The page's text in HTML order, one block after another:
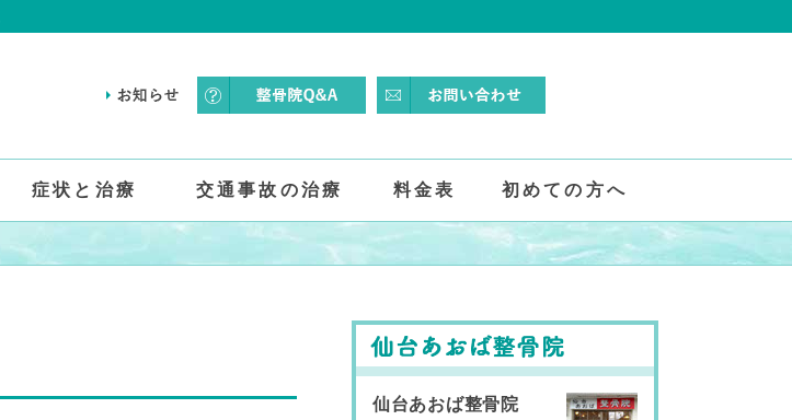
症状と治療 交通事故の治療 料金表 初めての方へ
仙台あおば整骨院